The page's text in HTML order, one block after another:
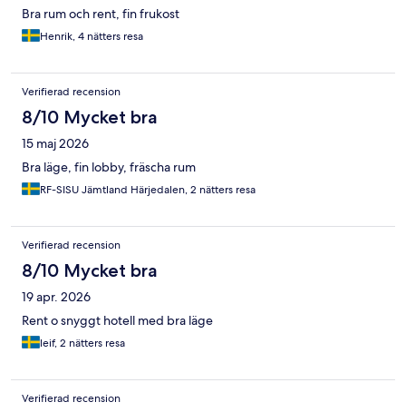
Bra rum och rent, fin frukost
Henrik, 4 nätters resa
Verifierad recension
8/10 Mycket bra
15 maj 2026
Bra läge, fin lobby, fräscha rum
RF-SISU Jämtland Härjedalen, 2 nätters resa
Verifierad recension
8/10 Mycket bra
19 apr. 2026
Rent o snyggt hotell med bra läge
leif, 2 nätters resa
Verifierad recension